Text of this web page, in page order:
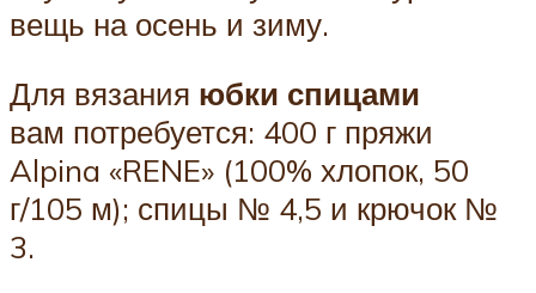
вещь на осень и зиму.
Для вязания юбки спицами
вам потребуется: 400 г пряжи
Alpina «RENE» (100% хлопок, 50
г/105 м); спицы № 4,5 и крючок №
3.